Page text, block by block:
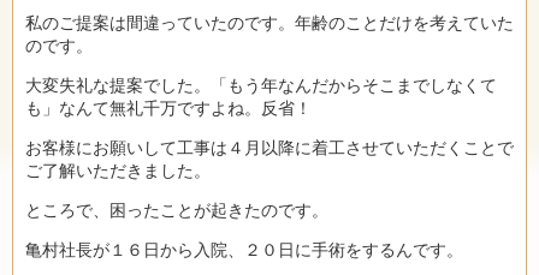
私のご提案は間違っていたのです。年齢のことだけを考えていた
のです。
大変失礼な提案でした。「もう年なんだからそこまでしなくて
も」なんて無礼千万ですよね。反省！
お客様にお願いして工事は４月以降に着工させていただくことで
ご了解いただきました。
ところで、困ったことが起きたのです。
亀村社長が１６日から入院、２０日に手術をするんです。